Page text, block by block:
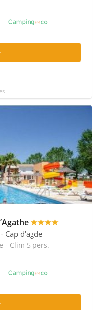
★★★★
- Cap d'agde
- Clim 5 pers.